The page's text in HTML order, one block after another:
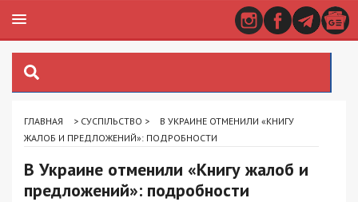
ГЛАВНАЯ > СУСПІЛЬСТВО >
В УКРАИНЕ ОТМЕНИЛИ «КНИГУ
ЖАЛОБ И ПРЕДЛОЖЕНИЙ»: ПОДРОБНОСТИ
В Украине отменили «Книгу жалоб и
предложений»: подробности